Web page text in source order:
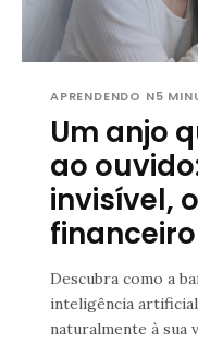
APRENDENDO N5
Um anjo
ao
invisível,
financeiro
Descubra como a
inteligência
naturalmente à sua